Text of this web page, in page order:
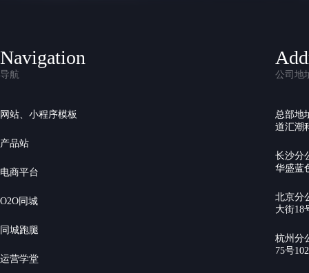
Navigation
导航
网站、小程序模板
产品站
电商平台
O2O同城
同城跑腿
运营学堂
公司地
总部地
道汇潮
长沙分
华盛蓝
北京分
大街18
杭州分
75号